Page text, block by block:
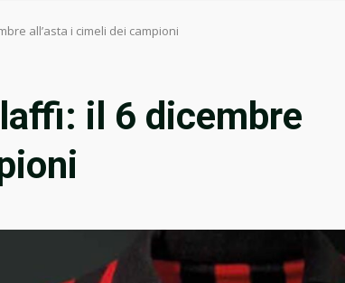
all’asta i cimeli dei campioni
il 6 dicembre